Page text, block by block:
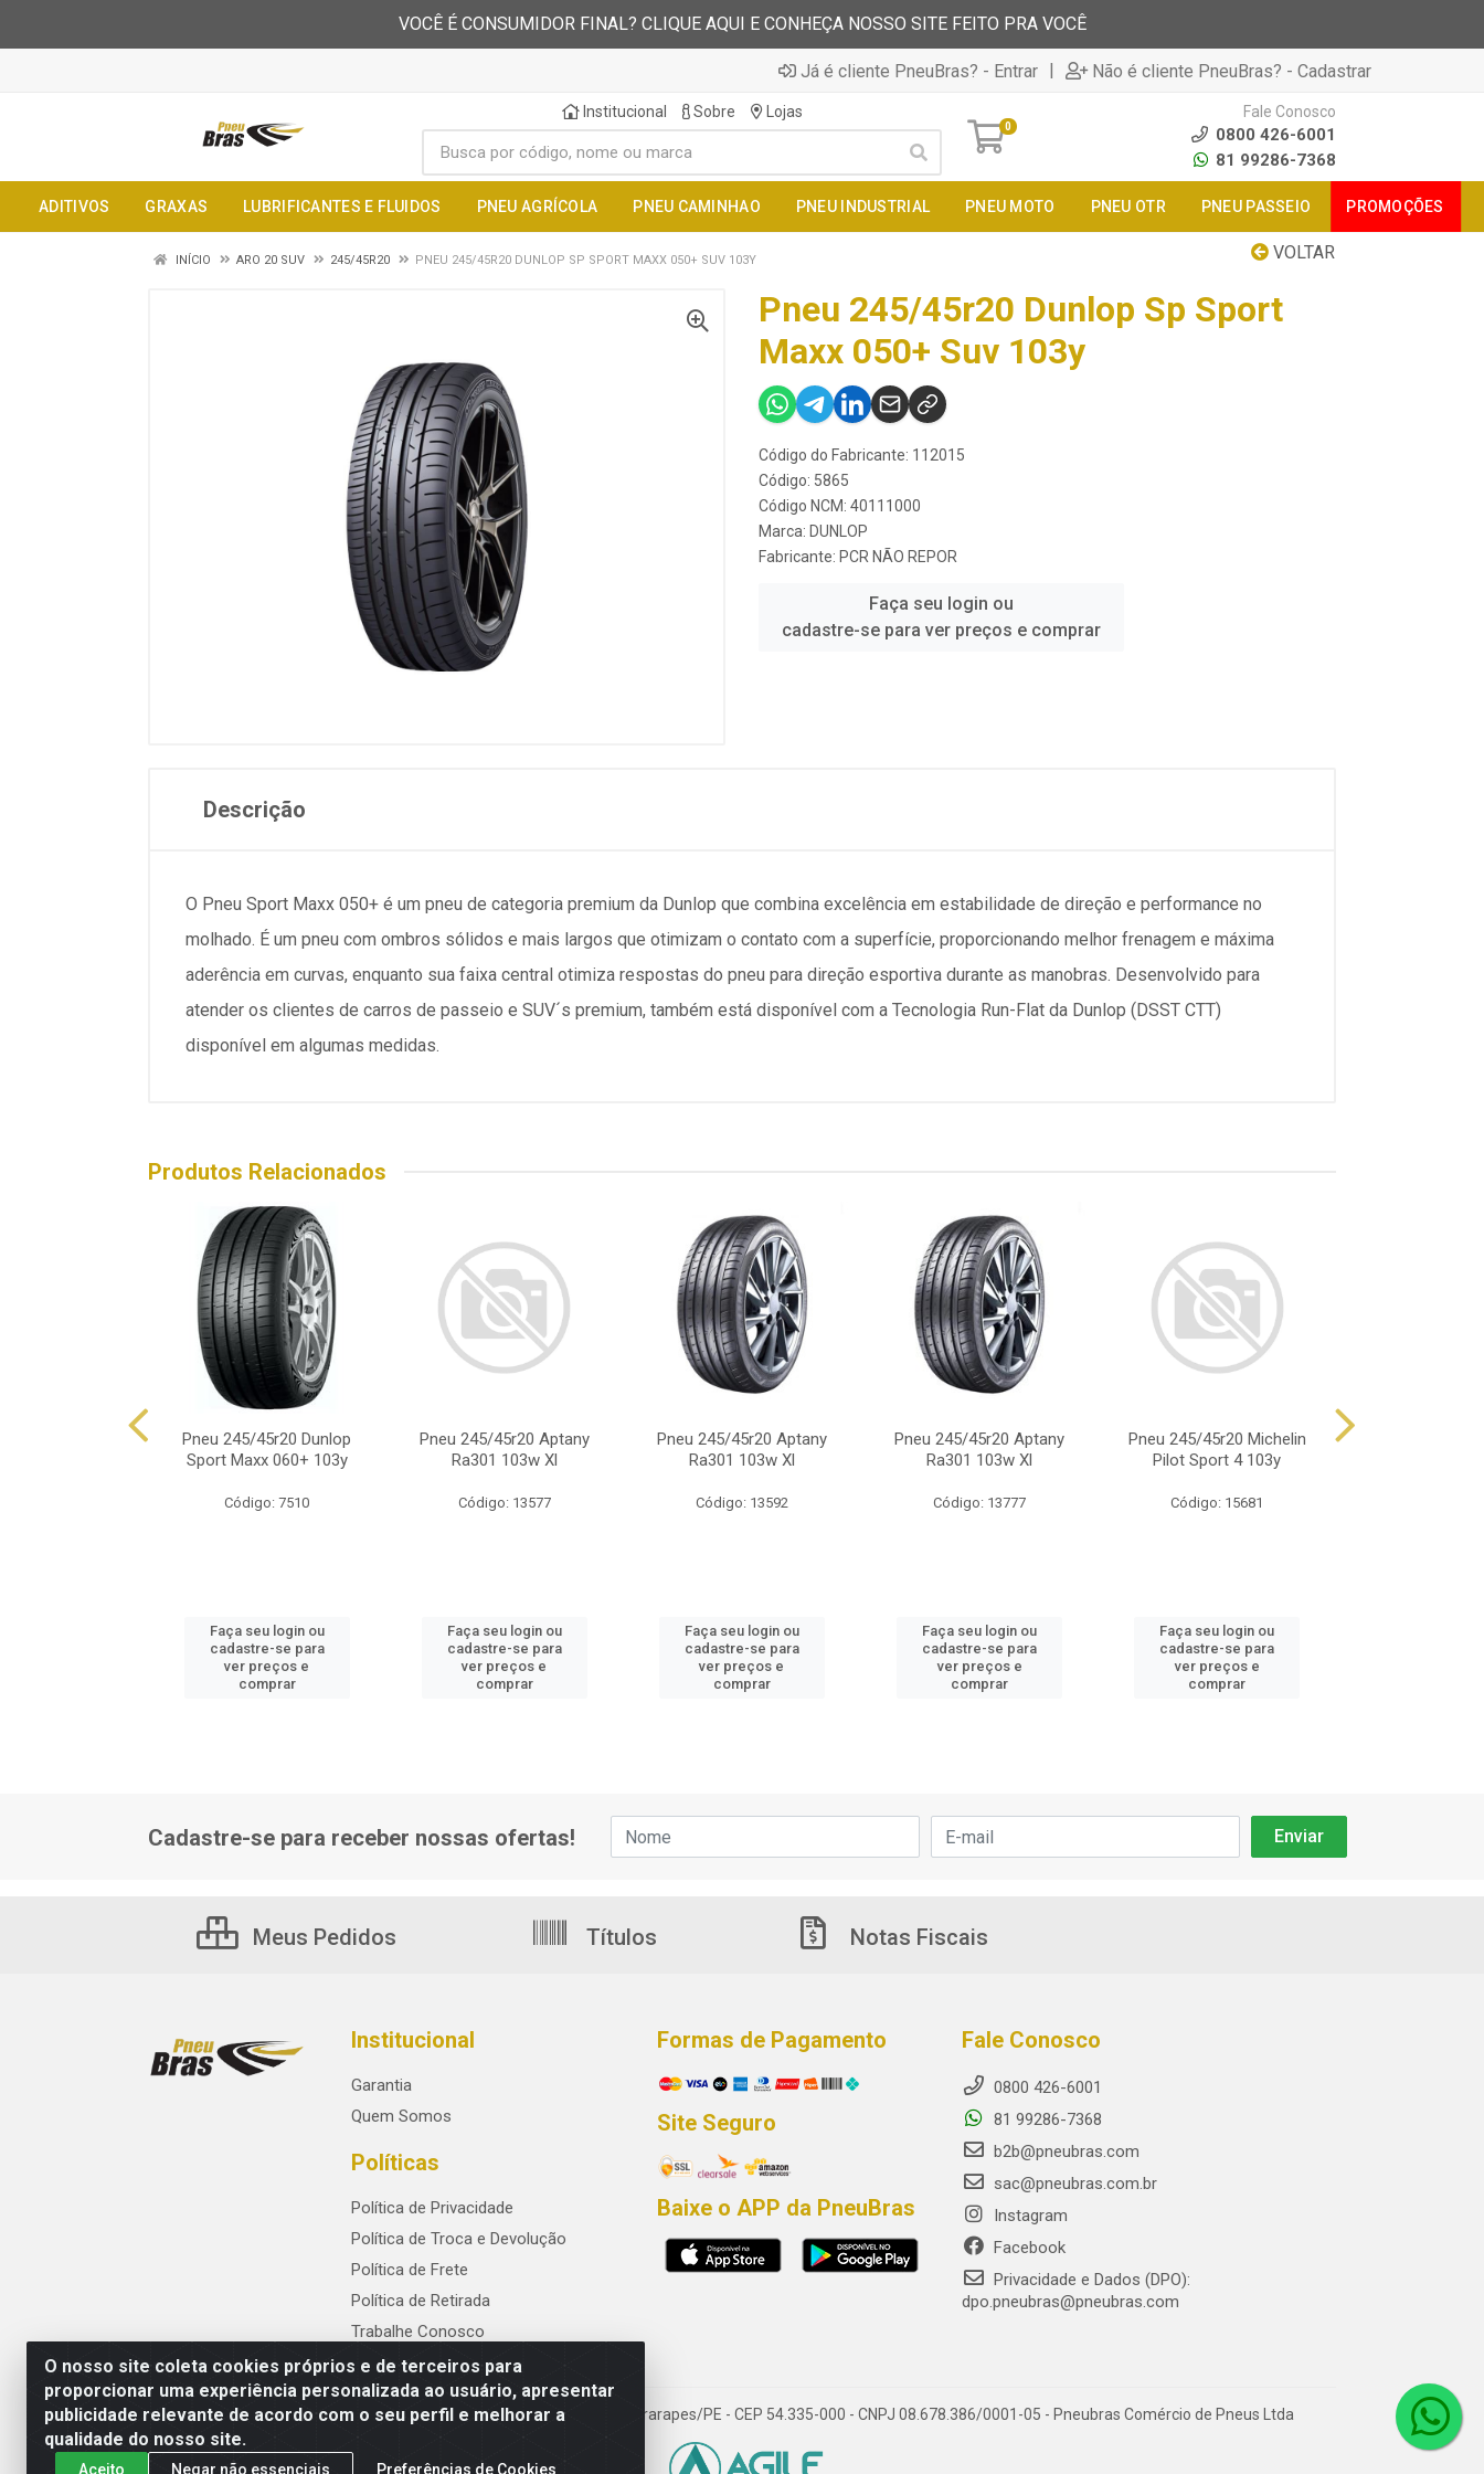
VOCÊ É CONSUMIDOR FINAL? CLIQUE AQUI E CONHEÇA NOSSO SITE FEITO PRA VOCÊ
Já é cliente PneuBras? - Entrar | Não é cliente PneuBras? - Cadastrar
Institucional Sobre Lojas
0
Fale Conosco
0800 426-6001
81 99286-7368
ADITIVOS GRAXAS LUBRIFICANTES E FLUIDOS PNEU AGRÍCOLA PNEU CAMINHAO PNEU INDUSTRIAL PNEU MOTO PNEU OTR PNEU PASSEIO PROMOÇÕES
VOLTAR
INÍCIO ARO 20 SUV 245/45R20 PNEU 245/45R20 DUNLOP SP SPORT MAXX 050+ SUV 103Y
Pneu 245/45r20 Dunlop Sp Sport
Maxx 050+ Suv 103y
Código do Fabricante: 112015
Código: 5865
Código NCM: 40111000
Marca: DUNLOP
Fabricante: PCR NÃO REPOR
Faça seu login ou
cadastre-se para ver preços e comprar
Descrição
O Pneu Sport Maxx 050+ é um pneu de categoria premium da Dunlop que combina excelência em estabilidade de direção e performance no
molhado. É um pneu com ombros sólidos e mais largos que otimizam o contato com a superfície, proporcionando melhor frenagem e máxima
aderência em curvas, enquanto sua faixa central otimiza respostas do pneu para direção esportiva durante as manobras. Desenvolvido para
atender os clientes de carros de passeio e SUV´s premium, também está disponível com a Tecnologia Run-Flat da Dunlop (DSST CTT)
disponível em algumas medidas.
Produtos Relacionados
Pneu 245/45r20 Dunlop
Sport Maxx 060+ 103y
Código: 7510
Faça seu login ou
cadastre-se para
ver preços e
comprar
Pneu 245/45r20 Aptany
Ra301 103w Xl
Código: 13577
Faça seu login ou
cadastre-se para
ver preços e
comprar
Pneu 245/45r20 Aptany
Ra301 103w Xl
Código: 13592
Faça seu login ou
cadastre-se para
ver preços e
comprar
Pneu 245/45r20 Aptany
Ra301 103w Xl
Código: 13777
Faça seu login ou
cadastre-se para
ver preços e
comprar
Pneu 245/45r20 Michelin
Pilot Sport 4 103y
Código: 15681
Faça seu login ou
cadastre-se para
ver preços e
comprar
O nosso site coleta cookies próprios e de terceiros para
proporcionar uma experiência personalizada ao usuário, apresentar
publicidade relevante de acordo com o seu perfil e melhorar a
qualidade do nosso site.
Aceito Negar não essenciais Preferências de Cookies
Cadastre-se para receber nossas ofertas!
Meus Pedidos Títulos Notas Fiscais
Institucional
Garantia
Quem Somos
Políticas
Política de Privacidade
Política de Troca e Devolução
Política de Frete
Política de Retirada
Trabalhe Conosco
Formas de Pagamento
Site Seguro
Baixe o APP da PneuBras
Fale Conosco
0800 426-6001
81 99286-7368
b2b@pneubras.com
sac@pneubras.com.br
Instagram
Facebook
Privacidade e Dados (DPO):
dpo.pneubras@pneubras.com
PneuBras - Rodovia BR-101, KM 82 - Prazeres, Jaboatão dos Guararapes/PE - CEP 54.335-000 - CNPJ 08.678.386/0001-05 - Pneubras Comércio de Pneus Ltda